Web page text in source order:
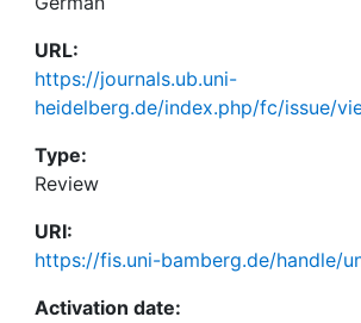
URL:
https://journals.ub.uni-
heidelberg.de/index.php/fc/issue/
Type:
Review
URI:
https://fis.uni-bamberg.de/handle/
Activation date: